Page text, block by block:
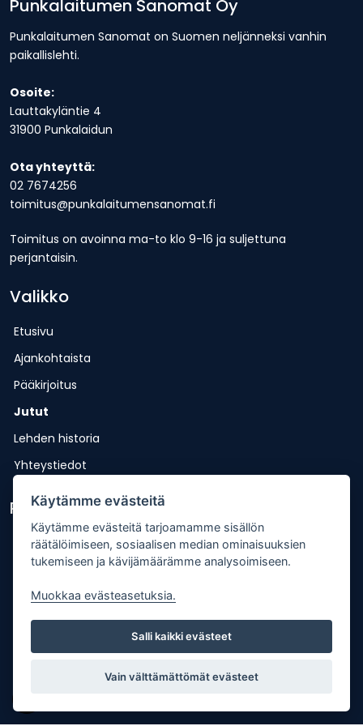
Punkalaitumen Sanomat Oy
Punkalaitumen Sanomat on Suomen neljänneksi vanhin
paikallislehti.
Osoite:
Lauttakyläntie 4
31900 Punkalaidun
Ota yhteyttä:
02 7674256
toimitus@punkalaitumensanomat.fi
Toimitus on avoinna ma-to klo 9-16 ja suljettuna
perjantaisin.
Valikko
Etusivu
Ajankohtaista
Pääkirjoitus
Jutut
Lehden historia
Yhteystiedot
Pikalinkit
Lähetä uutisvinkki
Kopiointiohje
Mediakortti
Tilaa lehti
Osoitteenmuutos
Käytämme evästeitä
Käytämme evästeitä tarjoamamme sisällön
räätälöimiseen, sosiaalisen median ominaisuuksien
tukemiseen ja kävijämäärämme analysoimiseen.
Muokkaa evästeasetuksia.
Salli kaikki evästeet
Vain välttämättömät evästeet